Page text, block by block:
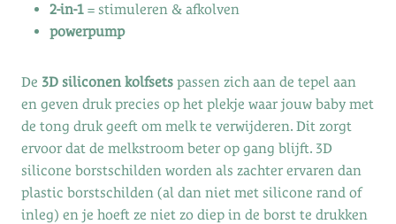
2-in-1 = stimuleren & afkolven
powerpump
De 3D siliconen kolfsets passen zich aan de tepel aan
en geven druk precies op het plekje waar jouw baby met
de tong druk geeft om melk te verwijderen. Dit zorgt
ervoor dat de melkstroom beter op gang blijft. 3D
silicone borstschilden worden als zachter ervaren dan
plastic borstschilden (al dan niet met silicone rand of
inleg) en je hoeft ze niet zo diep in de borst te drukken